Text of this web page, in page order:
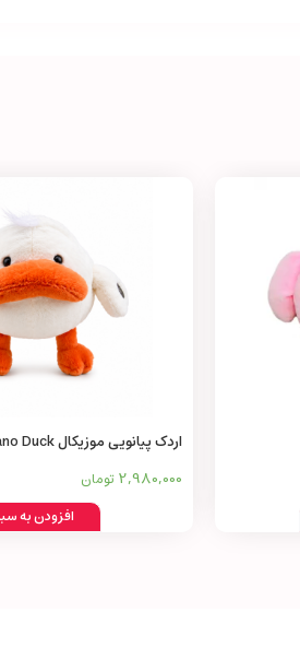
اردک پیانویی موزیکال Musical Piano Duck
2,980,000 تومان
افزودن به